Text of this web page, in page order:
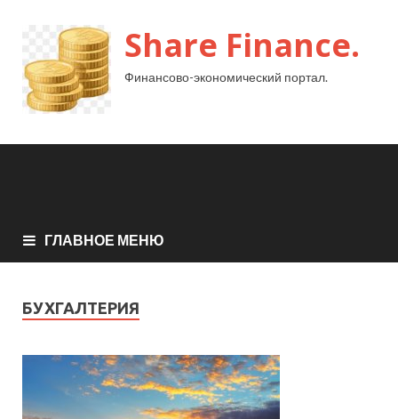
Share Finance.
Финансово-экономический портал.
ГЛАВНОЕ МЕНЮ
БУХГАЛТЕРИЯ